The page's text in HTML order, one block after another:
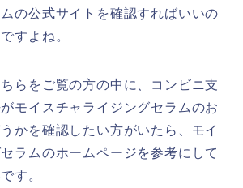
の公式サイトを確認すればいいの
すよね。
らをご覧の方の中に、コンビニ支
モイスチャライジングセラムのお
かを確認したい方がいたら、モイ
ラムのホームページを参考にして
す。